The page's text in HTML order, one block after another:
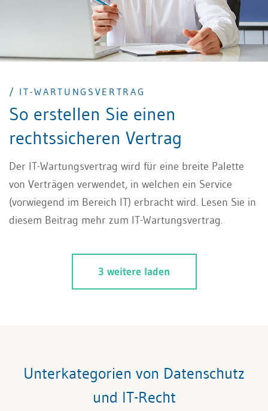
/ IT-WARTUNGSVERTRAG
So erstellen Sie einen
rechtssicheren Vertrag
Der IT-Wartungsvertrag wird für eine breite Palette
von Verträgen verwendet, in welchen ein Service
(vorwiegend im Bereich IT) erbracht wird. Lesen Sie in
diesem Beitrag mehr zum IT-Wartungsvertrag.
3 weitere laden
Unterkategorien von Datenschutz
und IT-Recht